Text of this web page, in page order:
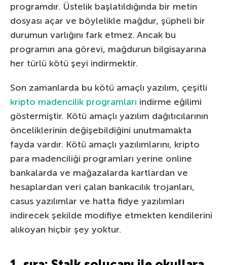
programdır. Üstelik başlatıldığında bir metin
dosyası açar ve böylelikle mağdur, şüpheli bir
durumun varlığını fark etmez. Ancak bu
programın ana görevi, mağdurun bilgisayarına
her türlü kötü şeyi indirmektir.
Son zamanlarda bu kötü amaçlı yazılım, çeşitli
kripto madencilik programları indirme eğilimi
göstermiştir. Kötü amaçlı yazılım dağıtıcılarının
önceliklerinin değişebildiğini unutmamakta
fayda vardır. Kötü amaçlı yazılımlarını, kripto
para madenciliği programları yerine online
bankalarda ve mağazalarda kartlardan ve
hesaplardan veri çalan bankacılık trojanları,
casus yazılımlar ve hatta fidye yazılımları
indirecek şekilde modifiye etmekten kendilerini
alıkoyan hiçbir şey yoktur.